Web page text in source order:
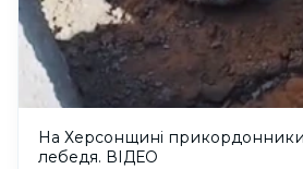
На Херсонщині
лебедя. ВІДЕО